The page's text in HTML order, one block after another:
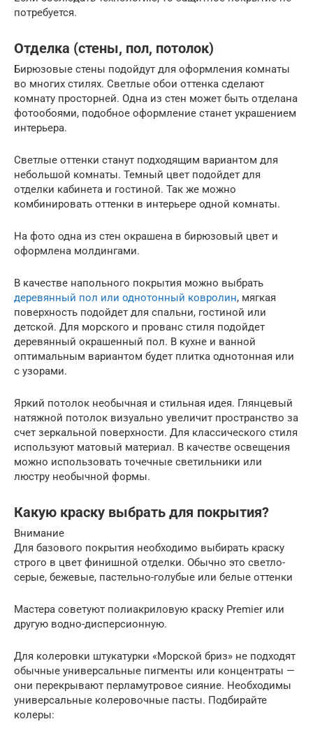
потребуется.
Отделка (стены, пол, потолок)
Бирюзовые стены подойдут для оформления комнаты
во многих стилях. Светлые обои оттенка сделают
комнату просторней. Одна из стен может быть отделана
фотообоями, подобное оформление станет украшением
интерьера.
Светлые оттенки станут подходящим вариантом для
небольшой комнаты. Темный цвет подойдет для
отделки кабинета и гостиной. Так же можно
комбинировать оттенки в интерьере одной комнаты.
На фото одна из стен окрашена в бирюзовый цвет и
оформлена молдингами.
В качестве напольного покрытия можно выбрать
деревянный пол или однотонный ковролин, мягкая
поверхность подойдет для спальни, гостиной или
детской. Для морского и прованс стиля подойдет
деревянный окрашенный пол. В кухне и ванной
оптимальным вариантом будет плитка однотонная или
с узорами.
Яркий потолок необычная и стильная идея. Глянцевый
натяжной потолок визуально увеличит пространство за
счет зеркальной поверхности. Для классического стиля
используют матовый материал. В качестве освещения
можно использовать точечные светильники или
люстру необычной формы.
Какую краску выбрать для покрытия?
Внимание
Для базового покрытия необходимо выбирать краску
строго в цвет финишной отделки. Обычно это светло-
серые, бежевые, пастельно-голубые или белые оттенки
Мастера советуют полиакриловую краску Premier или
другую водно-дисперсионную.
Для колеровки штукатурки «Морской бриз» не подходят
обычные универсальные пигменты или концентраты —
они перекрывают перламутровое сияние. Необходимы
универсальные колеровочные пасты. Подбирайте
колеры: